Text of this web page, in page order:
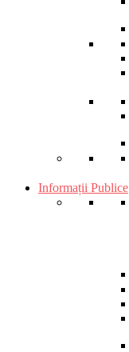
Informații Publice